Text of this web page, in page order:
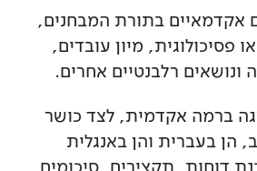
אקדמאיים בתורת המבחנים,
פסיכולוגית, מיון עובדים,
ונושאים רלבנטיים אחרים.
ברמה אקדמית, לצד כושר
הן בעברית והן באנגלית